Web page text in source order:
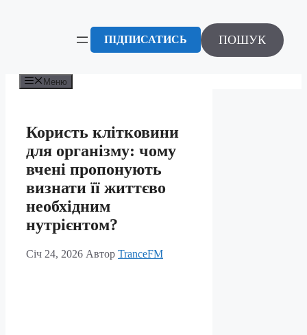
ПІДПИСАТИСЬ ПОШУК
Меню
Користь клітковини
для організму: чому
вчені пропонують
визнати її життєво
необхідним
нутрієнтом?
Січ 24, 2026 Автор TranceFM